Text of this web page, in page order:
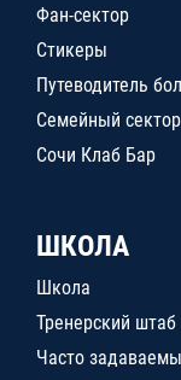
Фан-сектор
Стикеры
Путеводитель
Семейный сектор
Сочи Клаб Бар
ШКОЛА
Школа
Тренерский штаб
Часто